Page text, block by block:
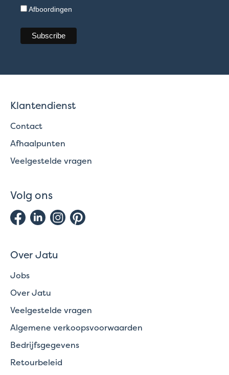
Afboordingen
Klantendienst
Contact
Afhaalpunten
Veelgestelde vragen
Volg ons
Over Jatu
Jobs
Over Jatu
Veelgestelde vragen
Algemene verkoopsvoorwaarden
Bedrijfsgegevens
Retourbeleid